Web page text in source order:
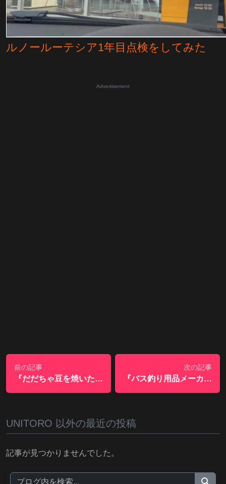
ルノールーテシア1年目点検をしてみた
Advertisement
前の記事
『だだちゃ豆を焼いたやつ＆2021年の夏と自転車走行中、下腹部に異変が起きた怪談？！』
次の記事
『バス釣り用品メーカーのブランドロゴを250社くらい集めた結果』
UNITORO 以外の最近の投稿
記事が見つかりませんでした。